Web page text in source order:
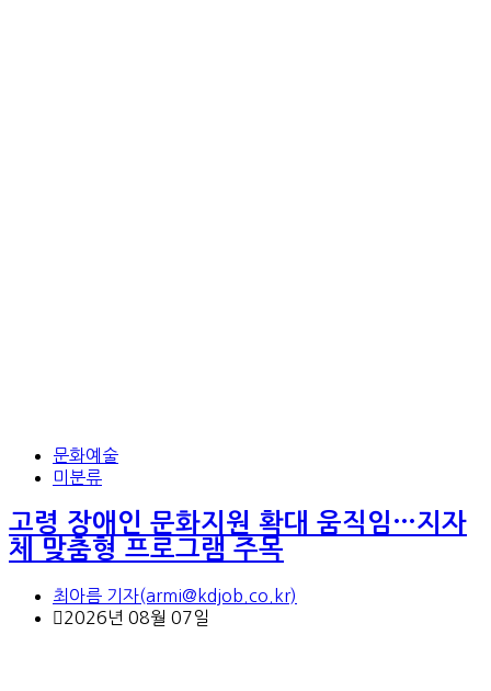
문화예술
미분류
고령 장애인 문화지원 확대 움직임…지자
체 맞춤형 프로그램 주목
최아름 기자(armi@kdjob.co.kr)
2026년 08월 07일